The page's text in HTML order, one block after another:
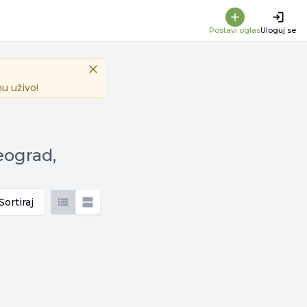
Postavi oglasUloguj se
uživo!